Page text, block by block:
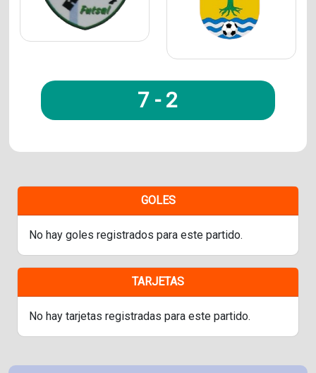
7 - 2
GOLES
No hay goles registrados para este partido.
TARJETAS
No hay tarjetas registradas para este partido.